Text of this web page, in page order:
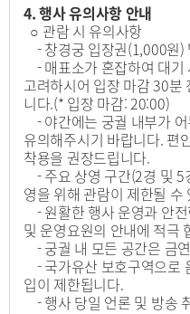
4. 행사 유의사항 안내
○ 관람 시 유의사항
- 창경궁 입장권(1,000원)
- 매표소가 혼잡하여 대기
고려하시어 입장 마감 30분
니다.(* 입장 마감: 20:00)
- 야간에는 궁궐 내부가
유의해주시기 바랍니다. 편
착용을 권장드립니다.
- 주요 상영 구간(2경 및 5
영을 위해 관람이 제한될 수
- 원활한 행사 운영과 안
및 운영요원의 안내에 적극
- 궁궐 내 모든 공간은 금
- 국가유산 보호구역으로
입이 제한됩니다.
- 행사 당일 언론 및 방송